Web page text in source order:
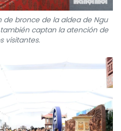
de bronce de la aldea de Ngu
captan la atención de
visitantes.